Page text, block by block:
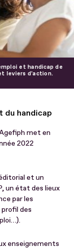
et handicap de
leviers d'action.
du handicap
met en
2022
et un
un état des lieux
par les
des
enseignements